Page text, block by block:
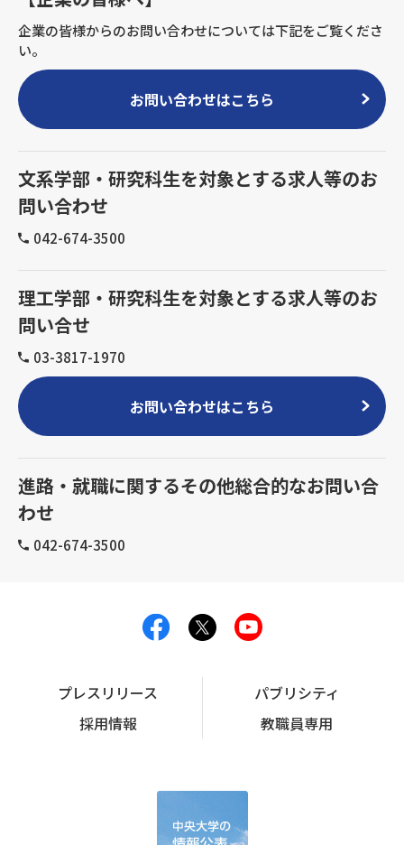
企業の皆様からのお問い合わせについては下記をご覧くださ
い。
お問い合わせはこちら
文系学部・研究科生を対象とする求人等のお
問い合わせ
042-674-3500
理工学部・研究科生を対象とする求人等のお
問い合せ
03-3817-1970
お問い合わせはこちら
進路・就職に関するその他総合的なお問い合
わせ
042-674-3500
プレスリリース
パブリシティ
採用情報
教職員専用